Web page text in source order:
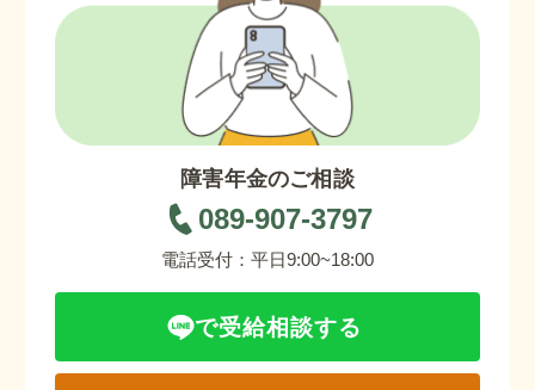
障害年金のご相談
089-907-3797
電話受付：平日9:00~18:00
で受給相談する